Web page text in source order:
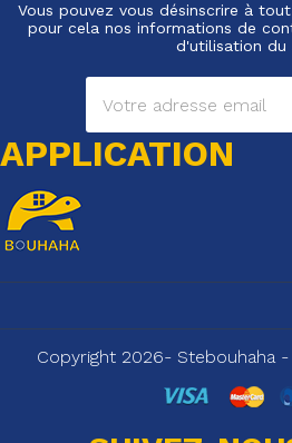
Vous pouvez vous désinscrire à
pour cela nos informations de
d'utilisation du
APPLICATION
Copyright 2026- Stebouhaha